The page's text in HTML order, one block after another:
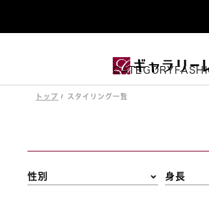
CATEGORY
トップ スタイリング一覧
性別 身長